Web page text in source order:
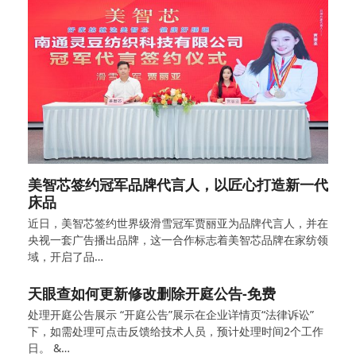
美智芯签约冠军品牌代言人，以匠心打造新一代
床品
近日，美智芯签约世界级滑雪冠军贾丽亚为品牌代言人，并在
央视一套广告播出品牌，这一合作标志着美智芯品牌在家纺领
域，开启了品…
天眼查如何更新修改删除开庭公告-免费
处理开庭公告展示 “开庭公告”展示在企业详情页“法律诉讼”
下，如需处理可点击反馈给技术人员，预计处理时间2个工作
日。 &…